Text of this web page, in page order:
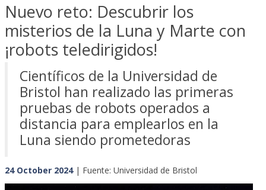
Nuevo reto: Descubrir los
misterios de la Luna y Marte con
¡robots teledirigidos!
Científicos de la Universidad de
Bristol han realizado las primeras
pruebas de robots operados a
distancia para emplearlos en la
Luna siendo prometedoras
24 October 2024| Fuente: Universidad de Bristol